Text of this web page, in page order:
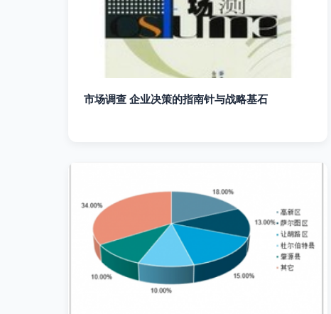
市场调查 企业决策的指南针与战略基石